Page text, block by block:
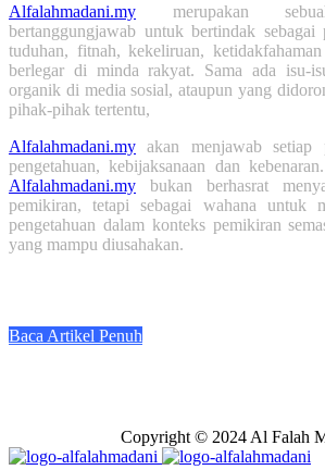
Alfalahmadani.my merupakan
bertanggungjawab untuk bertindak sebagai
tuduhan, fitnah, kekeliruan,
berlegar di minda rakyat. Sama ada isu-
organik di media sosial, ataupun yang
pihak-pihak tertentu,
Alfalahmadani.my akan menjawab setiap
pengetahuan, kebijaksanaan dan
Alfalahmadani.my bukan berhasrat
pemikiran, tetapi sebagai wahana untuk
pengetahuan dalam konteks pemikiran
yang mampu diusahakan.
Baca Artikel Penuh
Copyright © 2024 Al Falah